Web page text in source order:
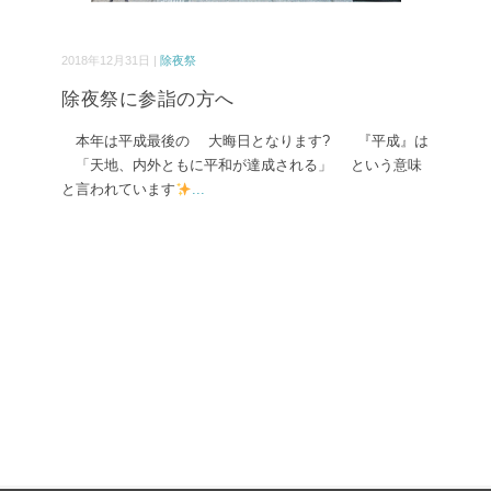
2018年12月31日 | 除夜祭
除夜祭に参詣の方へ
本年は平成最後の 大晦日となります? 『平成』は
「天地、内外ともに平和が達成される」 という意味
と言われています
...